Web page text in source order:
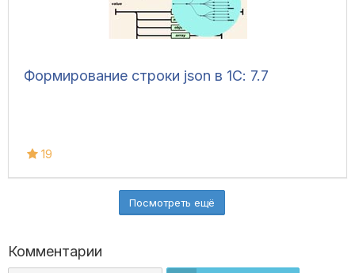
Формирование строки json в 1С: 7.7
19
Посмотреть ещё
Комментарии